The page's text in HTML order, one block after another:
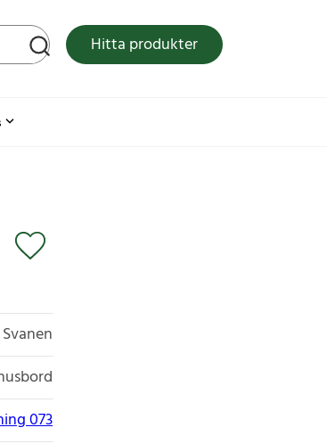
Hitta produkter
Svanen
073